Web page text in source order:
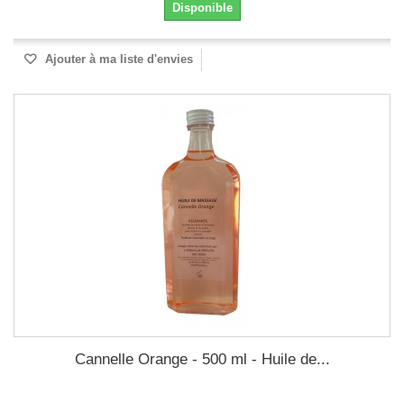
Disponible
Ajouter à ma liste d'envies
Cannelle Orange - 500 ml - Huile de...